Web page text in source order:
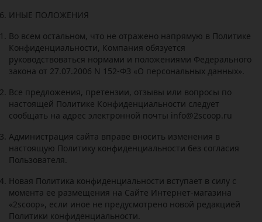
ИНЫЕ ПОЛОЖЕНИЯ
Во всем остальном, что не отражено напрямую в Политике
Конфиденциальности, Компания обязуется
руководствоваться нормами и положениями Федерального
закона от 27.07.2006 N 152-ФЗ «О персональных данных».
Все предложения, претензии, отзывы или вопросы по
настоящей Политике Конфиденциальности следует
сообщать на адрес электронной почты info@2scoop.ru
Администрация сайта вправе вносить изменения в
настоящую Политику конфиденциальности без согласия
Пользователя.
Новая Политика конфиденциальности вступает в силу с
момента ее размещения на Сайте Интернет-магазина
«2scoop», если иное не предусмотрено новой редакцией
Политики конфиденциальности.